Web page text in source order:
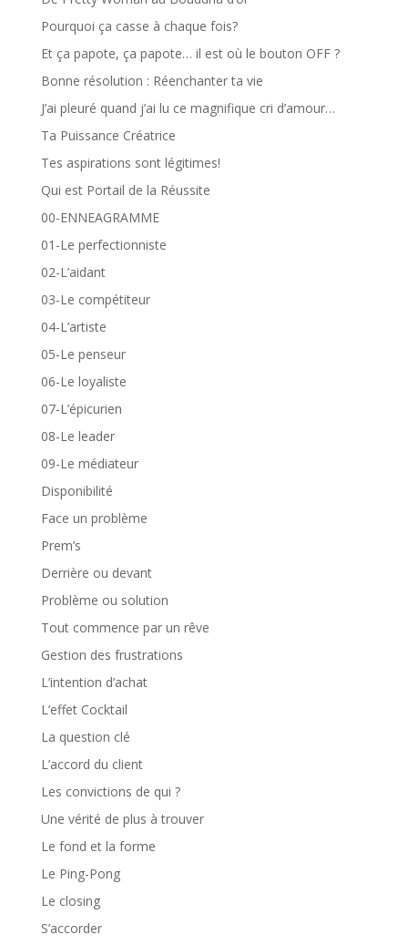
Pourquoi ça casse à chaque fois?
Et ça papote, ça papote… il est où le bouton OFF ?
Bonne résolution : Réenchanter ta vie
J’ai pleuré quand j’ai lu ce magnifique cri d’amour…
Ta Puissance Créatrice
Tes aspirations sont légitimes!
Qui est Portail de la Réussite
00-ENNEAGRAMME
01-Le perfectionniste
02-L’aidant
03-Le compétiteur
04-L’artiste
05-Le penseur
06-Le loyaliste
07-L’épicurien
08-Le leader
09-Le médiateur
Disponibilité
Face un problème
Prem’s
Derrière ou devant
Problème ou solution
Tout commence par un rêve
Gestion des frustrations
L’intention d’achat
L’effet Cocktail
La question clé
L’accord du client
Les convictions de qui ?
Une vérité de plus à trouver
Le fond et la forme
Le Ping-Pong
Le closing
S’accorder